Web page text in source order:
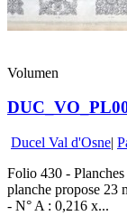
Volumen
Ducel Val d'Osne|
Folio 430 -
planche propose 23
- N° A : 0,216 x...